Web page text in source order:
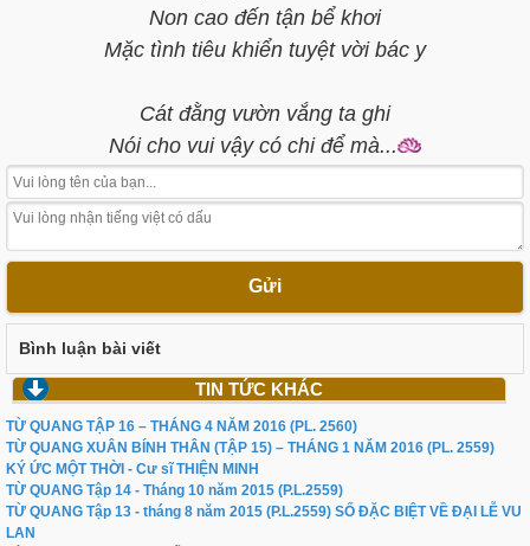
Non cao đến tận bể khơi
Mặc tình tiêu khiển tuyệt vời bác y
Cát đằng vườn vắng ta ghi
Nói cho vui vậy có chi để mà...
Gửi
Bình luận bài viết
TIN TỨC KHÁC
TỪ QUANG TẬP 16 – THÁNG 4 NĂM 2016 (PL. 2560)
TỪ QUANG XUÂN BÍNH THÂN (TẬP 15) – THÁNG 1 NĂM 2016 (PL. 2559)
KÝ ỨC MỘT THỜI - Cư sĩ THIỆN MINH
TỪ QUANG Tập 14 - Tháng 10 năm 2015 (P.L.2559)
TỪ QUANG Tập 13 - tháng 8 năm 2015 (P.L.2559) SỐ ĐẶC BIỆT VỀ ĐẠI LỄ VU
LAN